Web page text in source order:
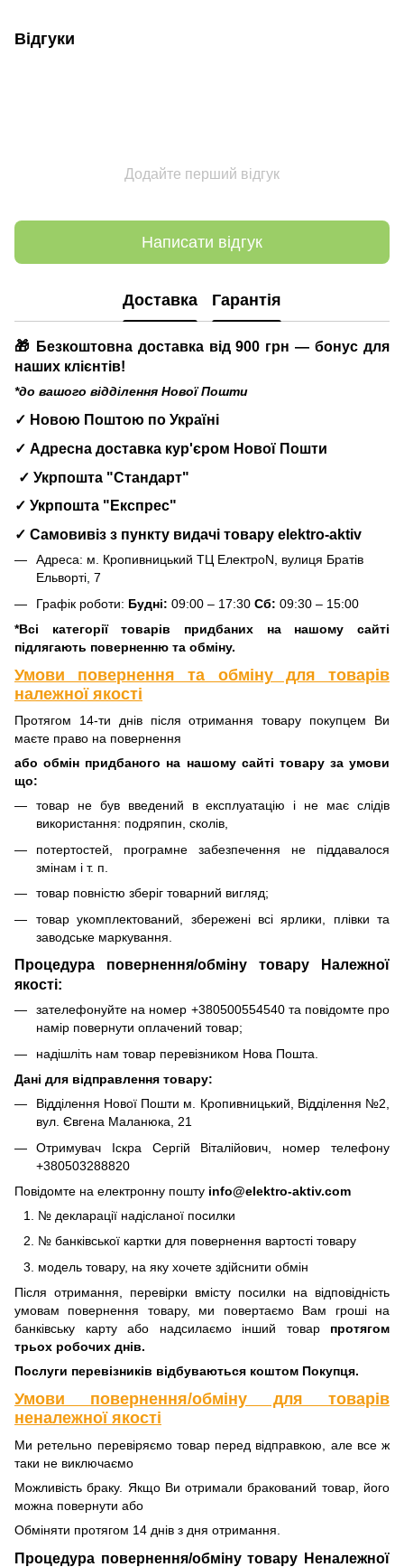
Відгуки
Додайте перший відгук
Написати відгук
Доставка Гарантія
🎁 Безкоштовна доставка від 900 грн — бонус для
наших клієнтів!
*до вашого відділення Нової Пошти
✓ Новою Поштою по Україні
✓ Адресна доставка кур'єром Нової Пошти
✓ Укрпошта "Стандарт"
✓ Укрпошта "Експрес"
✓ Самовивіз з пункту видачі товару elektro-aktiv
Адреса: м. Кропивницький ТЦ ЕлектроN, вулиця Братів
Ельворті, 7
Графік роботи: Будні: 09:00 – 17:30 Сб: 09:30 – 15:00
*Всі категорії товарів придбаних на нашому сайті
підлягають поверненню та обміну.
Умови повернення та обміну для товарів
належної якості
Протягом 14-ти днів після отримання товару покупцем Ви
маєте право на повернення
або обмін придбаного на нашому сайті товару за умови
що:
товар не був введений в експлуатацію і не має слідів
використання: подряпин, сколів,
потертостей, програмне забезпечення не піддавалося
змінам і т. п.
товар повністю зберіг товарний вигляд;
товар укомплектований, збережені всі ярлики, плівки та
заводське маркування.
Процедура повернення/обміну товару Належної
якості:
зателефонуйте на номер +380500554540 та повідомте про
намір повернути оплачений товар;
надішліть нам товар перевізником Нова Пошта.
Дані для відправлення товару:
Відділення Нової Пошти м. Кропивницький, Відділення №2,
вул. Євгена Маланюка, 21
Отримувач Іскра Сергій Віталійович, номер телефону
+380503288820
Повідомте на електронну пошту info@elektro-aktiv.com
№ декларації надісланої посилки
№ банківської картки для повернення вартості товару
модель товару, на яку хочете здійснити обмін
Після отримання, перевірки вмісту посилки на відповідність
умовам повернення товару, ми повертаємо Вам гроші на
банківську карту або надсилаємо інший товар протягом
трьох робочих днів.
Послуги перевізників відбуваються коштом Покупця.
Умови повернення/обміну для товарів
неналежної якості
Ми ретельно перевіряємо товар перед відправкою, але все ж
таки не виключаємо
Можливість браку. Якщо Ви отримали бракований товар, його
можна повернути або
Обміняти протягом 14 днів з дня отримання.
Процедура повернення/обміну товару Неналежної